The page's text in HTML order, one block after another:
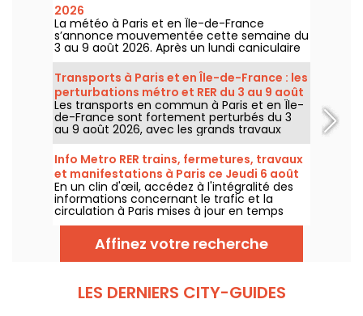
2026
La météo à Paris et en Île-de-France
s’annonce mouvementée cette semaine du
3 au 9 août 2026. Après un lundi caniculaire
marqué par un risque d’orages, les
températures vont progressivement baisser
avant le retour d’un temps plus chaud et
ensoleillé pour le week-end.
Transports à Paris et en Île-de-France : les
perturbations métro et RER du 3 au 9 août
2026
Les transports en commun à Paris et en Île-
de-France sont fortement perturbés du 3
au 9 août 2026, avec les grands travaux
d'été qui impactent très durement
certaines lignes, selon la RATP et SNCF.
Info Metro RER trains, fermetures, travaux
et manifestations à Paris ce Jeudi 6 août
2026
En un clin d'œil, accédez à l'intégralité des
informations concernant le trafic et la
circulation à Paris mises à jour en temps
réel. Metro RER et Transilien de la RATP,
travaux, circulation, grands évènements et
manifestations, on vous donne toutes les
informations pratiques à connaître avant de
Affinez votre recherche
LES DERNIERS CITY-GUIDES